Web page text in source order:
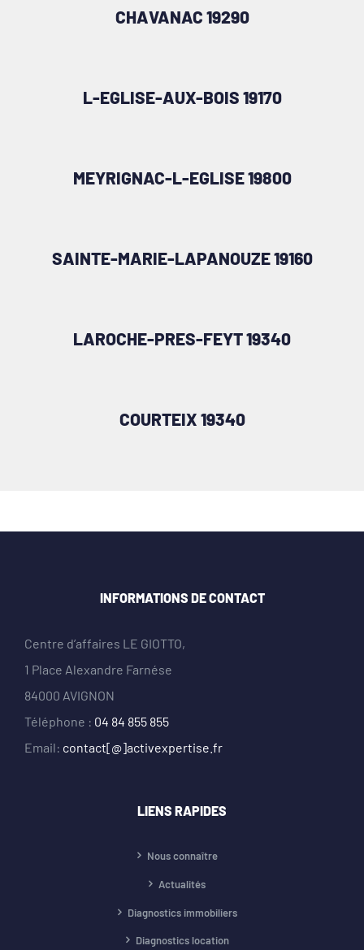
CHAVANAC 19290
L-EGLISE-AUX-BOIS 19170
MEYRIGNAC-L-EGLISE 19800
SAINTE-MARIE-LAPANOUZE 19160
LAROCHE-PRES-FEYT 19340
COURTEIX 19340
INFORMATIONS DE CONTACT
Centre d’affaires LE GIOTTO,
1 Place Alexandre Farnése
84000 AVIGNON
Téléphone : 04 84 855 855
Email: contact[@]activexpertise.fr
LIENS RAPIDES
Nous connaître
Actualités
Diagnostics immobiliers
Diagnostics location